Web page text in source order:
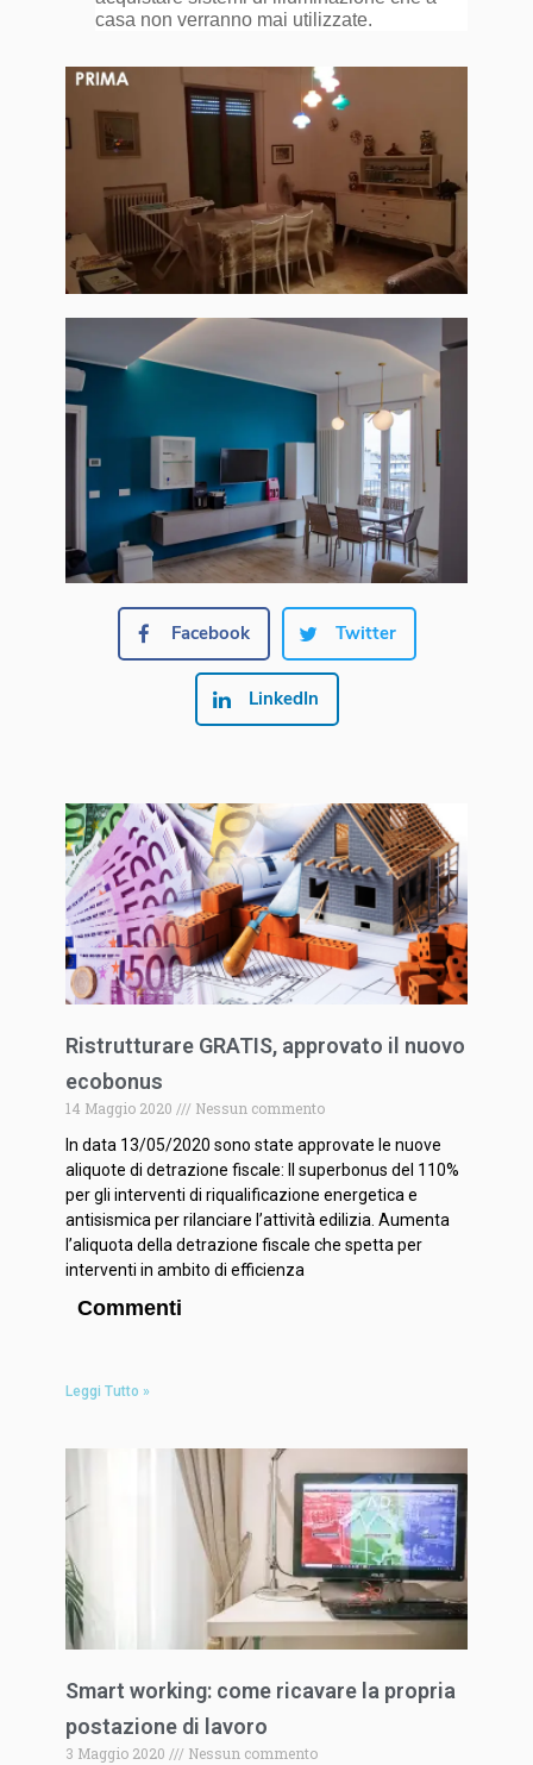
casa non verranno mai utilizzate.
Facebook Twitter
LinkedIn
Ristrutturare GRATIS, approvato il nuovo
ecobonus
14 Maggio 2020
Nessun commento
In data 13/05/2020 sono state approvate le nuove
aliquote di detrazione fiscale: Il superbonus del 110%
per gli interventi di riqualificazione energetica e
antisismica per rilanciare l’attività edilizia. Aumenta
l’aliquota della detrazione fiscale che spetta per
interventi in ambito di efficienza
Commenti
Leggi Tutto »
Smart working: come ricavare la propria
postazione di lavoro
3 Maggio 2020
Nessun commento